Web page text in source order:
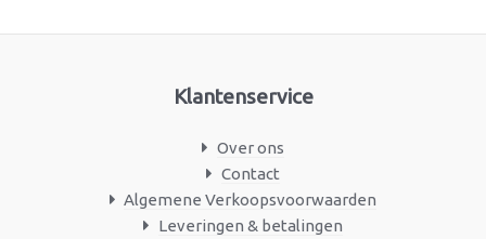
Klantenservice
Over ons
Contact
Algemene Verkoopsvoorwaarden
Leveringen & betalingen